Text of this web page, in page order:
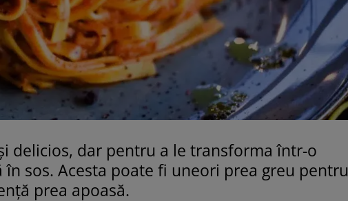
delicios, dar pentru a le transforma într-o
sos. Acesta poate fi uneori prea greu pentru
prea apoasă.